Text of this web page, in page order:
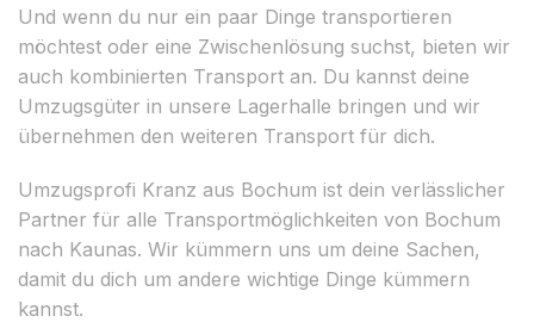
Und wenn du nur ein paar Dinge transportieren
möchtest oder eine Zwischenlösung suchst, bieten wir
auch kombinierten Transport an. Du kannst deine
Umzugsgüter in unsere Lagerhalle bringen und wir
übernehmen den weiteren Transport für dich.
Umzugsprofi Kranz aus Bochum ist dein verlässlicher
Partner für alle Transportmöglichkeiten von Bochum
nach Kaunas. Wir kümmern uns um deine Sachen,
damit du dich um andere wichtige Dinge kümmern
kannst.